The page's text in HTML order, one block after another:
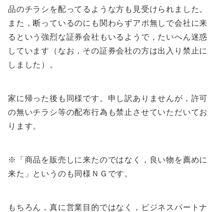
品のチラシを配ってるような方も見受けられました。
また，断っているのにも関わらずアポ無しで会社に来
るという強烈な証券会社もいるようで，たいへん迷惑
しています（なお，その証券会社の方は出入り禁止に
しました）。
家に帰った後も同様です。申し訳ありませんが，許可
の無いチラシ等の配布行為も禁止させていただいてお
ります。
※「商品を販売しに来たのではなく，良い物を薦めに
来た」というのも同様ＮＧです。
もちろん，真に営業目的ではなく，ビジネスパートナ